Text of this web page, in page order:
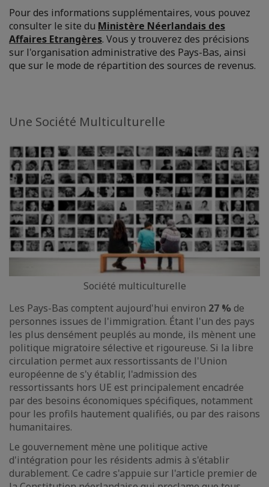
Pour des informations supplémentaires, vous pouvez
consulter le site du Ministère Néerlandais des
Affaires Etrangères. Vous y trouverez des précisions
sur l'organisation administrative des Pays-Bas, ainsi
que sur le mode de répartition des sources de revenus.
Une Société Multiculturelle
Société multiculturelle
Les Pays-Bas comptent aujourd'hui environ 27 %de
personnes issues de l'immigration. Étant l'un des pays
les plus densément peuplés au monde, ils mènent une
politique migratoire sélective et rigoureuse. Si la libre
circulation permet aux ressortissants de l'Union
européenne de s'y établir, l'admission des
ressortissants hors UE est principalement encadrée
par des besoins économiques spécifiques, notamment
pour les profils hautement qualifiés, ou par des raisons
humanitaires.
Le gouvernement mène une politique active
d'intégration pour les résidents admis à s'établir
durablement. Ce cadre s'appuie sur l'article premier de